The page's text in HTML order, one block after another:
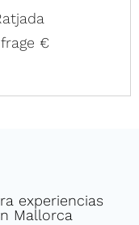
€
experiencias
Mallorca